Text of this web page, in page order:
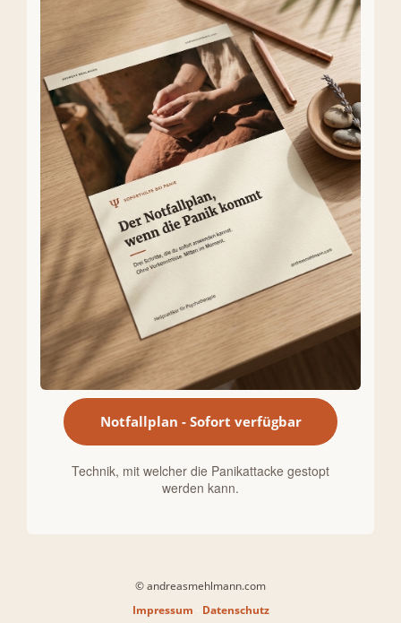
Notfallplan - Sofort verfügbar
Technik, mit welcher die Panikattacke gestopt
werden kann.
© andreasmehlmann.com
Impressum - Datenschutz